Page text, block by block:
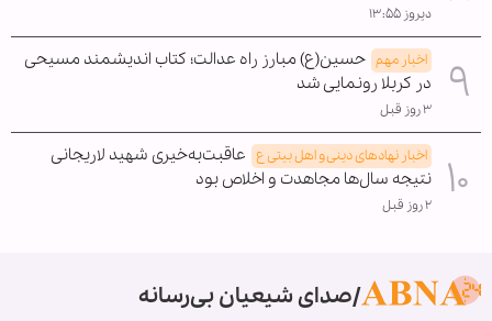
دیروز ۱۳:۵۵
اخبار مهم حسین(ع) مبارز راه عدالت؛ کتاب اندیشمند مسیحی
در کربلا رونمایی شد
۳ روز قبل
اخبار نهادهای دینی و اهل بیتی ع عاقبت‌به‌خیری شهید لاریجانی
نتیجه سال‌ها مجاهدت و اخلاص بود
۲ روز قبل
صدای شیعیان بی‌رسانه